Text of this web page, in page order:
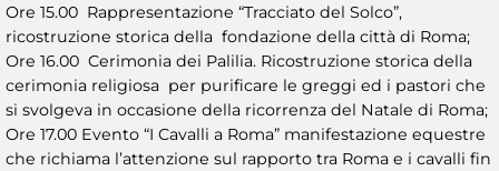
Ore 15.00 Rappresentazione “Tracciato del Solco”,
ricostruzione storica della fondazione della città di Roma;
Ore 16.00 Cerimonia dei Palilia. Ricostruzione storica della
cerimonia religiosa per purificare le greggi ed i pastori che
si svolgeva in occasione della ricorrenza del Natale di Roma;
Ore 17.00 Evento “I Cavalli a Roma” manifestazione equestre
che richiama l’attenzione sul rapporto tra Roma e i cavalli fin